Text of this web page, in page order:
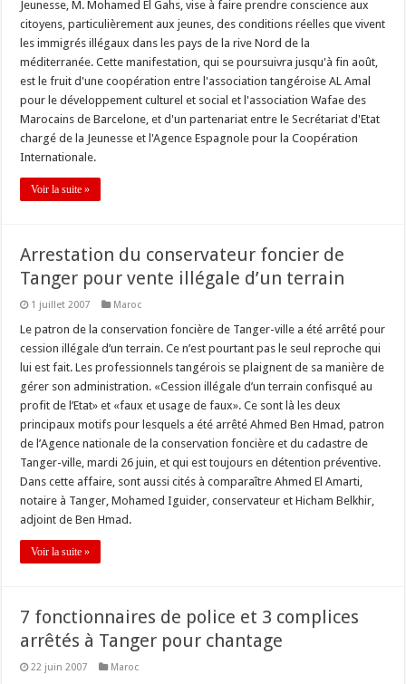
Jeunesse, M. Mohamed El Gahs, vise à faire prendre conscience aux
citoyens, particulièrement aux jeunes, des conditions réelles que vivent
les immigrés illégaux dans les pays de la rive Nord de la
méditerranée. Cette manifestation, qui se poursuivra jusqu'à fin août,
est le fruit d'une coopération entre l'association tangéroise AL Amal
pour le développement culturel et social et l'association Wafae des
Marocains de Barcelone, et d'un partenariat entre le Secrétariat d'Etat
chargé de la Jeunesse et l'Agence Espagnole pour la Coopération
Internationale.
Voir la suite »
Arrestation du conservateur foncier de
Tanger pour vente illégale d’un terrain
1 juillet 2007 Maroc
Le patron de la conservation foncière de Tanger-ville a été arrêté pour
cession illégale d’un terrain. Ce n’est pourtant pas le seul reproche qui
lui est fait. Les professionnels tangérois se plaignent de sa manière de
gérer son administration. «Cession illégale d’un terrain confisqué au
profit de l’Etat» et «faux et usage de faux». Ce sont là les deux
principaux motifs pour lesquels a été arrêté Ahmed Ben Hmad, patron
de l’Agence nationale de la conservation foncière et du cadastre de
Tanger-ville, mardi 26 juin, et qui est toujours en détention préventive.
Dans cette affaire, sont aussi cités à comparaître Ahmed El Amarti,
notaire à Tanger, Mohamed Iguider, conservateur et Hicham Belkhir,
adjoint de Ben Hmad.
Voir la suite »
7 fonctionnaires de police et 3 complices
arrêtés à Tanger pour chantage
22 juin 2007 Maroc